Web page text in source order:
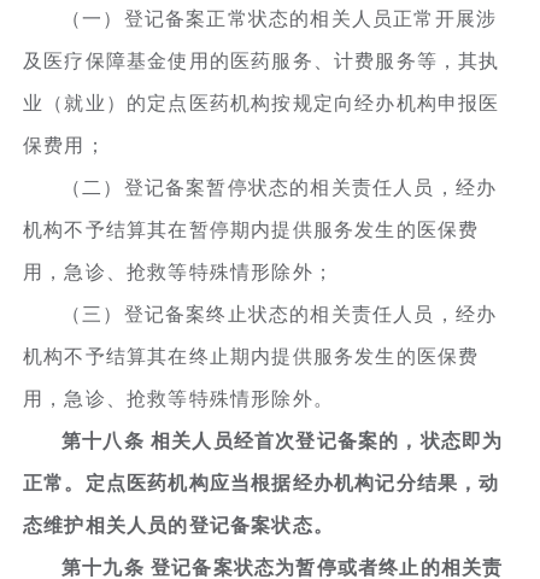
（一）登记备案正常状态的相关人员正常开展涉
及医疗保障基金使用的医药服务、计费服务等，其执
业（就业）的定点医药机构按规定向经办机构申报医
保费用；
（二）登记备案暂停状态的相关责任人员，经办
机构不予结算其在暂停期内提供服务发生的医保费
用，急诊、抢救等特殊情形除外；
（三）登记备案终止状态的相关责任人员，经办
机构不予结算其在终止期内提供服务发生的医保费
用，急诊、抢救等特殊情形除外。
第十八条 相关人员经首次登记备案的，状态即为
正常。定点医药机构应当根据经办机构记分结果，动
态维护相关人员的登记备案状态。
第十九条 登记备案状态为暂停或者终止的相关责